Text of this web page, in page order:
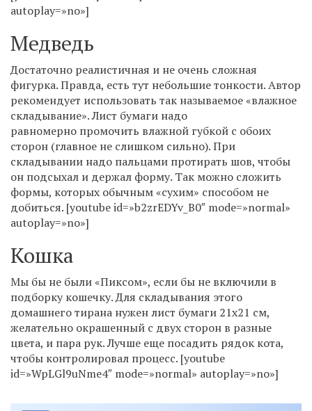
autoplay=»no»]
Медведь
Достаточно реалистичная и не очень сложная
фигурка. Правда, есть тут небольшие тонкости. Автор
рекомендует использовать так называемое «влажное
складывание». Лист бумаги надо
равномерно промочить влажной губкой с обоих
сторон (главное не слишком сильно). При
складывании надо пальцами протирать шов, чтобы
он подсыхал и держал форму. Так можно сложить
формы, которых обычным «сухим» способом не
добиться. [youtube id=»b2zrEDYv_B0″ mode=»normal»
autoplay=»no»]
Кошка
Мы бы не были «Пиксом», если бы не включили в
подборку кошечку. Для складывания этого
домашнего тирана нужен лист бумаги 21х21 см,
желательно окрашенный с двух сторон в разные
цвета, и пара рук. Лучше еще посадить рядок кота,
чтобы контролировал процесс. [youtube
id=»WpLGl9uNme4″ mode=»normal» autoplay=»no»]